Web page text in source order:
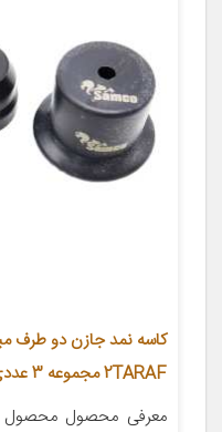
2TARAF مجموعه 3 عددی
معرفی محصول محصول